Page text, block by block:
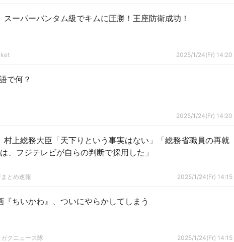
スーパーバンタム級でキムに圧勝！王座防衛成功！
2025/1/24(Fr) 14:20
で何？
2025/1/24(Fr) 14:20
村上総務大臣「天下りという事実はない」「総務省職員の再就
、フジテレビが自らの判断で採用した」
とめ速報 2025/1/24(Fr) 14:15
『ちいかわ』、ついにやらかしてしまう
クニュース隊 2025/1/24(Fr) 14:15